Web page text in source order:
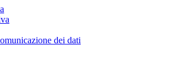
dei dati